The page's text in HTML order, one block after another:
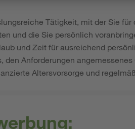
Tätigkeit, mit der Sie
und die Sie persönlich
und Zeit für ausreichend
den Anforderungen
Altersvorsorge und